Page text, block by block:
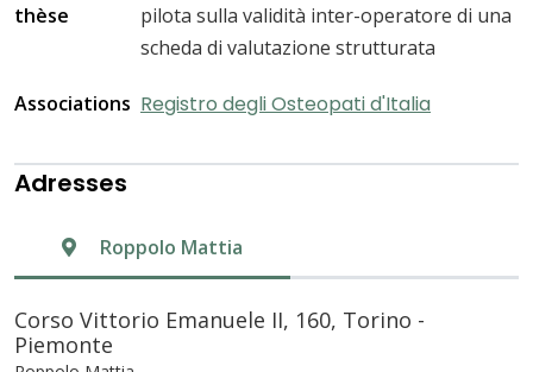
thèse
pilota sulla validità inter-operatore di una
scheda di valutazione strutturata
Associations Registro degli Osteopati d'Italia
Adresses
Roppolo Mattia
Corso Vittorio Emanuele II, 160, Torino -
Piemonte